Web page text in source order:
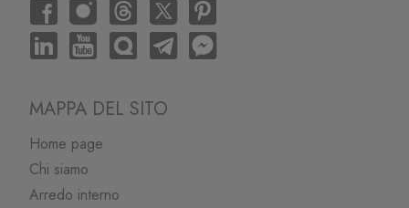
MAPPA DEL SITO
Home page
Chi siamo
Arredo interno